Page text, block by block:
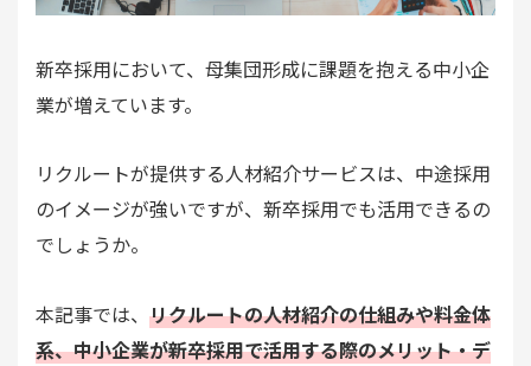
新卒採用において、母集団形成に課題を抱える中小企
業が増えています。
リクルートが提供する人材紹介サービスは、中途採用
のイメージが強いですが、新卒採用でも活用できるの
でしょうか。
本記事では、 リクルートの人材紹介の仕組みや料金体
系、中小企業が新卒採用で活用する際のメリット・デ